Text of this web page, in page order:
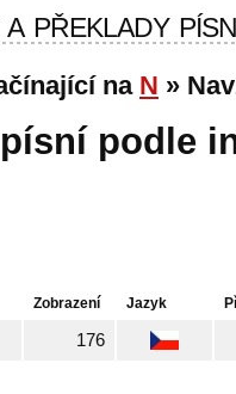
překlady
na N »
podle
Zobrazení Jazyk
176